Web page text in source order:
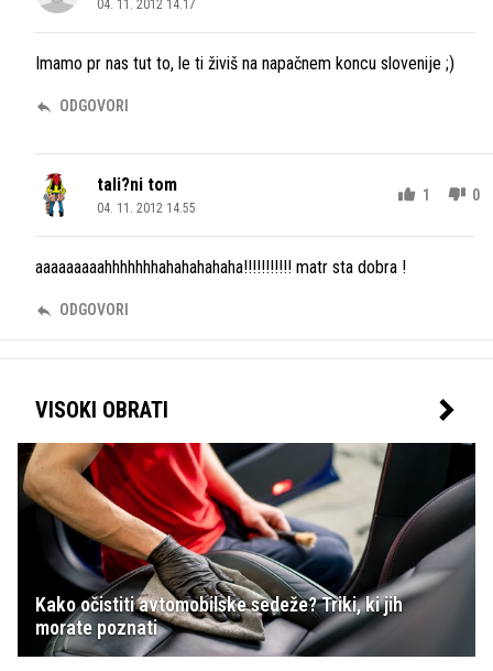
04. 11. 2012 14.17
Imamo pr nas tut to, le ti živiš na napačnem koncu slovenije ;)
ODGOVORI
tali?ni tom
04. 11. 2012 14.55
1 0
aaaaaaaaahhhhhhhahahahahaha!!!!!!!!!!! matr sta dobra !
ODGOVORI
VISOKI OBRATI
Kako očistiti avtomobilske sedeže? Triki, ki jih
morate poznati